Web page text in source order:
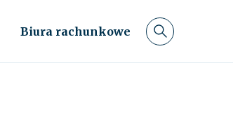
Biura rachunkowe